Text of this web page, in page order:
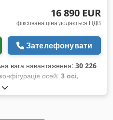
16 890 EUR
фіксована ціна додається ПДВ
Зателефонувати
вага навантаження: 30 226
осей: 3 осі,
, наступна перевірка (TÜV):
відсіку:13 320 мм, ширина